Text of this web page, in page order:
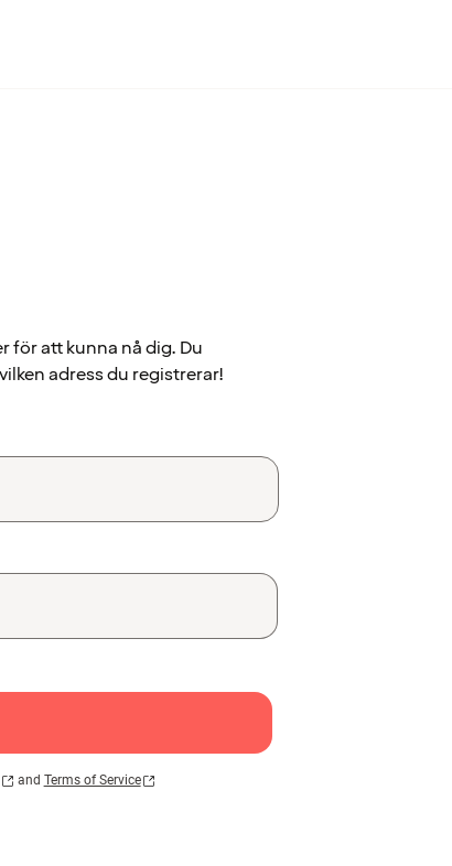
för att kunna nå dig. Du
adress du registrerar!
and Terms of Service